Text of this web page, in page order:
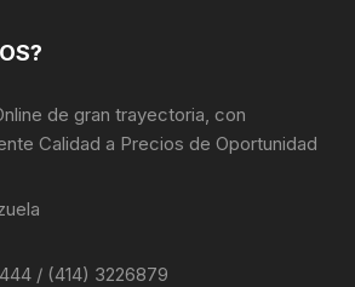
de gran trayectoria, con
Calidad a Precios de Oportunidad
/ (414) 3226879